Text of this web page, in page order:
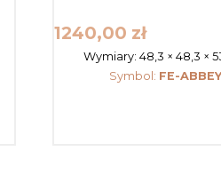
1240,00 zł
Wymiary: 48,3 × 48,3 ×
Symbol: FE-